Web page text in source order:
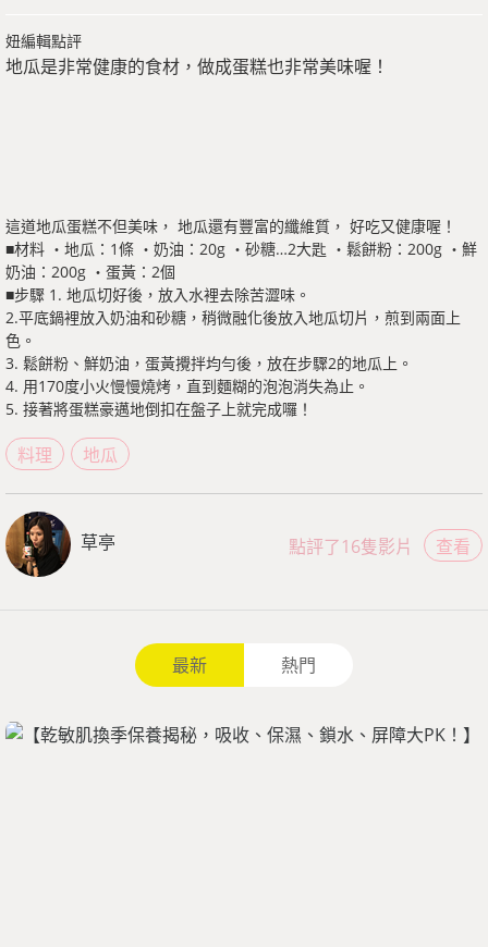
妞編輯點評
地瓜是非常健康的食材，做成蛋糕也非常美味喔！
這道地瓜蛋糕不但美味， 地瓜還有豐富的纖維質， 好吃又健康喔！
■材料 ・地瓜：1條 ・奶油：20g ・砂糖…2大匙 ・鬆餅粉：200g ・鮮
奶油：200g ・蛋黃：2個
■步驟 1. 地瓜切好後，放入水裡去除苦澀味。
2.平底鍋裡放入奶油和砂糖，稍微融化後放入地瓜切片，煎到兩面上
色。
3. 鬆餅粉、鮮奶油，蛋黃攪拌均勻後，放在步驟2的地瓜上。
4. 用170度小火慢慢燒烤，直到麵糊的泡泡消失為止。
5. 接著將蛋糕豪邁地倒扣在盤子上就完成囉！
料理 地瓜
草亭 查看
點評了16隻影片
最新 熱門